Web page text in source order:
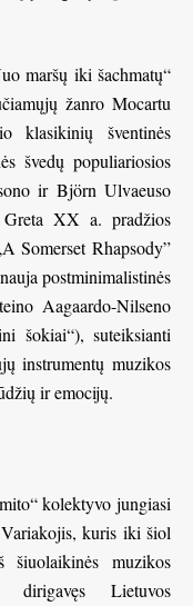
maršų iki šachmatų“
žanro Mocartu
klasikinių šventinės
švedų populiariosios
ir Björn Ulvaeuso
Greta XX a. pradžios
Somerset Rhapsody”
postminimalistinės
Aagaardo-Nilseno
šokiai“), suteiksianti
instrumentų muzikos
ir emocijų.
kolektyvo jungiasi
kuris iki šiol
muzikos
dirigavęs Lietuvos